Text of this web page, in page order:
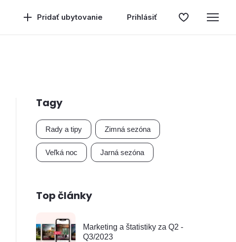
Pridať ubytovanie Prihlásiť
Tagy
Rady a tipy Zimná sezóna
Veľká noc Jarná sezóna
Top články
Marketing a štatistiky za Q2 -
Q3/2023